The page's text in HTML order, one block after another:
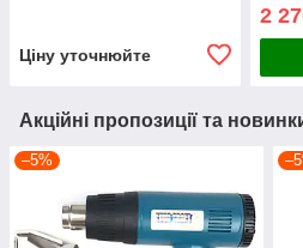
Ціну уточнюйте
2
Акційні пропозиції та
–5%